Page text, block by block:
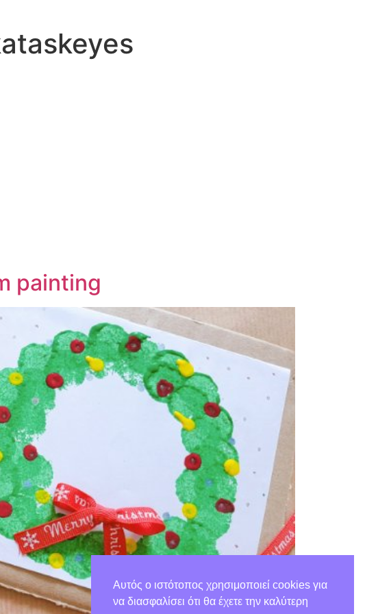
painting
Αυτός ο ιστότοπος χρησιμοποιεί cookies για
να διασφαλίσει ότι θα έχετε την καλύτερη